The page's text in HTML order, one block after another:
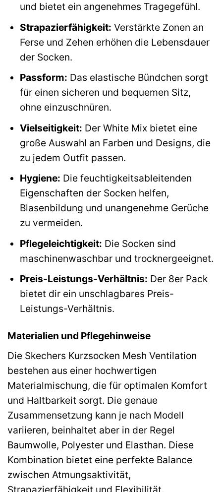
und bietet ein angenehmes Tragegefühl.
Strapazierfähigkeit: Verstärkte Zonen an
Ferse und Zehen erhöhen die Lebensdauer
der Socken.
Passform: Das elastische Bündchen sorgt
für einen sicheren und bequemen Sitz,
ohne einzuschnüren.
Vielseitigkeit: Der White Mix bietet eine
große Auswahl an Farben und Designs, die
zu jedem Outfit passen.
Hygiene: Die feuchtigkeitsableitenden
Eigenschaften der Socken helfen,
Blasenbildung und unangenehme Gerüche
zu vermeiden.
Pflegeleichtigkeit: Die Socken sind
maschinenwaschbar und trocknergeeignet.
Preis-Leistungs-Verhältnis: Der 8er Pack
bietet dir ein unschlagbares Preis-
Leistungs-Verhältnis.
Materialien und Pflegehinweise
Die Skechers Kurzsocken Mesh Ventilation
bestehen aus einer hochwertigen
Materialmischung, die für optimalen Komfort
und Haltbarkeit sorgt. Die genaue
Zusammensetzung kann je nach Modell
variieren, beinhaltet aber in der Regel
Baumwolle, Polyester und Elasthan. Diese
Kombination bietet eine perfekte Balance
zwischen Atmungsaktivität,
Strapazierfähigkeit und Flexibilität.